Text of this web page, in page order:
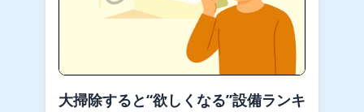
大掃除すると“欲しくなる”設備ランキ